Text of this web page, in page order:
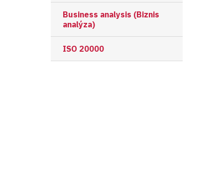
Business analysis (Biznis
analýza)
ISO 20000